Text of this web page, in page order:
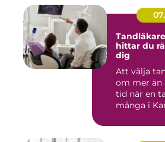
Tandläkare
hittar du
dig
Att välja
om mer än
tid när en
många i